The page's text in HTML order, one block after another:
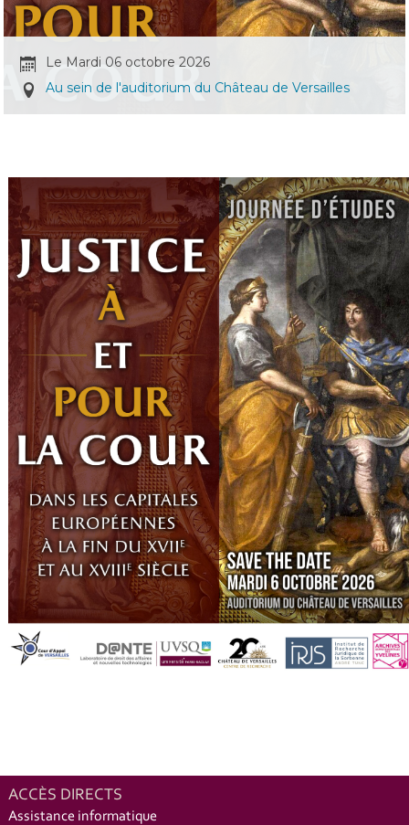
Le Mardi 06 octobre 2026
Au sein de l'auditorium du Château de Versailles
ACCÈS DIRECTS
Assistance informatique